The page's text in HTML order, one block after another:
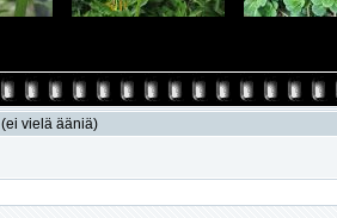
(ei vielä ääniä)